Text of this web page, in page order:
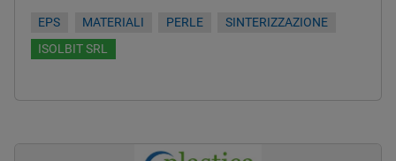
EPS MATERIALI PERLE
SINTERIZZAZIONE
ISOLBIT SRL